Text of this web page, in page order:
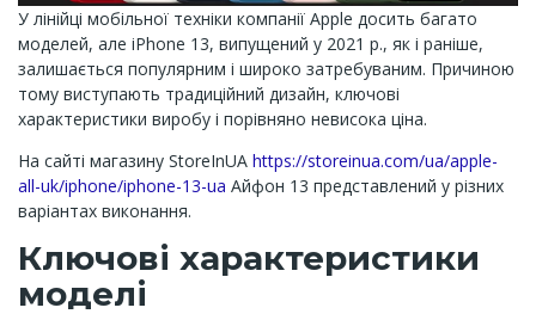
У лінійці мобільної техніки компанії Apple досить багато
моделей, але iPhone 13, випущений у 2021 р., як і раніше,
залишається популярним і широко затребуваним. Причиною
тому виступають традиційний дизайн, ключові
характеристики виробу і порівняно невисока ціна.
На сайті магазину StoreInUA https://storeinua.com/ua/apple-
all-uk/iphone/iphone-13-ua Айфон 13 представлений у різних
варіантах виконання.
Ключові характеристики
моделі